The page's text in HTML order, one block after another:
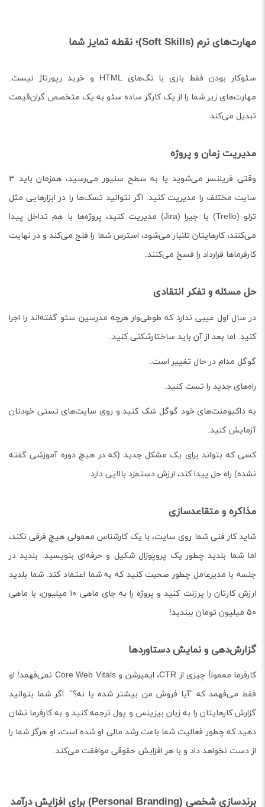
مهارت‌های نرم (Soft Skills)؛ نقطه تمایز شما
سئوکار بودن فقط بازی با تگ‌های HTML و خرید رپورتاژ نیست.
مهارت‌های زیر شما را از یک کارگر ساده سئو به یک متخصص گران‌قیمت
تبدیل می‌کند
مدیریت زمان و پروژه
وقتی فریلنسر می‌شوید یا به سطح سنیور می‌رسید، همزمان باید ۳
سایت مختلف را مدیریت کنید. اگر نتوانید تسک‌ها را در ابزارهایی مثل
ترلو (Trello) یا جیرا (Jira) مدیریت کنید، پروژه‌ها با هم تداخل پیدا
می‌کنند، کارهایتان تلنبار می‌شود، استرس شما را فلج می‌کند و در نهایت
کارفرماها قرارداد را فسخ می‌کنند.
حل مسئله و تفکر انتقادی
در سال اول عیبی ندارد که طوطی‌وار هرچه مدرسین سئو گفته‌اند را اجرا
کنید. اما بعد از آن باید ساختارشکنی کنید.
گوگل مدام در حال تغییر است.
راه‌های جدید را تست کنید.
به داکیومنت‌های خود گوگل شک کنید و روی سایت‌های تستی خودتان
آزمایش کنید.
کسی که بتواند برای یک مشکل جدید (که در هیچ دوره آموزشی گفته
نشده) راه حل پیدا کند، ارزش دستمزد بالایی دارد.
مذاکره و متقاعدسازی
شاید کار فنی شما روی سایت، با یک کارشناس معمولی هیچ فرقی نکند،
اما شما بلدید چطور یک پروپوزال شکیل و حرفه‌ای بنویسید. بلدید در
جلسه با مدیرعامل چطور صحبت کنید که به شما اعتماد کند. شما بلدید
ارزش کارتان را پرزنت کنید و پروژه را به جای ماهی ۱۰ میلیون، با ماهی
۵۰ میلیون تومان ببندید!
گزارش‌دهی و نمایش دستاوردها
کارفرما معمولاً چیزی از CTR، ایمپرشن و Core Web Vitals نمی‌فهمد! او
فقط می‌فهمد که “آیا فروش من بیشتر شده یا نه؟”. اگر شما بتوانید
گزارش کارهایتان را به زبان بیزینس و پول ترجمه کنید و به کارفرما نشان
دهید که چطور فعالیت شما باعث رشد مالی او شده است، او هرگز شما را
از دست نخواهد داد و با هر افزایش حقوقی موافقت می‌کند.
برندسازی شخصی (Personal Branding) برای افزایش درآمد